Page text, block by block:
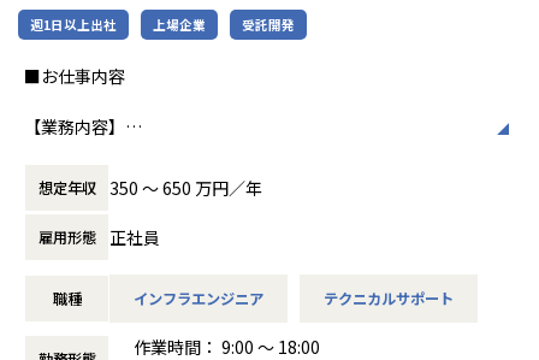
週1日以上出社 上場企業 受託開発
■お仕事内容
【業務内容】
整備
・設備の故障対応・トラブルシューティング・修理
・消耗部品の交換・在庫管理
・設備改善・稼働率向上に向けた改善提案
生産ライン設備の保全対応（大手自動車部品メーカー ）
想定年収 350 〜 650 万円／年
雇用形態 正社員
職種 インフラエンジニア テクニカルサポート
作業時間： 9:00 ～ 18:00